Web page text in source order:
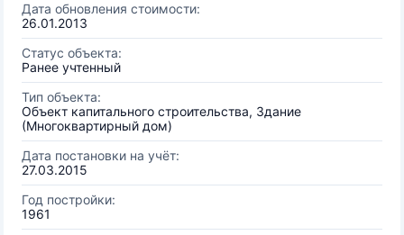
Дата обновления стоимости:
26.01.2013
Статус объекта:
Ранее учтенный
Тип объекта:
Объект капитального строительства, Здание
(Многоквартирный дом)
Дата постановки на учёт:
27.03.2015
Год постройки:
1961